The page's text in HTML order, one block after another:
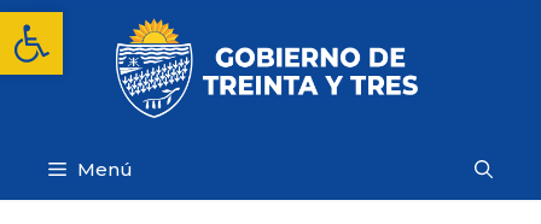
Abrir barra de herramientas
Saltar
contenido
Menú